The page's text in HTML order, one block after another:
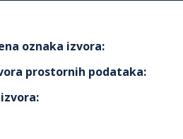
oznaka izvora:
prostornih podataka:
: